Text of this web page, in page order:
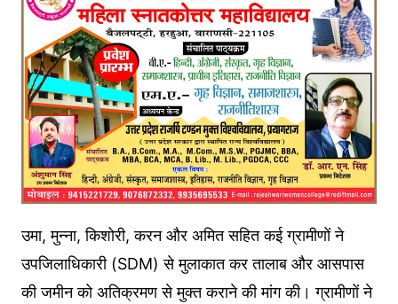
उमा, मुन्ना, किशोरी, करन और अमित सहित कई ग्रामीणों ने
उपजिलाधिकारी (SDM) से मुलाकात कर तालाब और आसपास
की जमीन को अतिक्रमण से मुक्त कराने की मांग की। ग्रामीणों ने